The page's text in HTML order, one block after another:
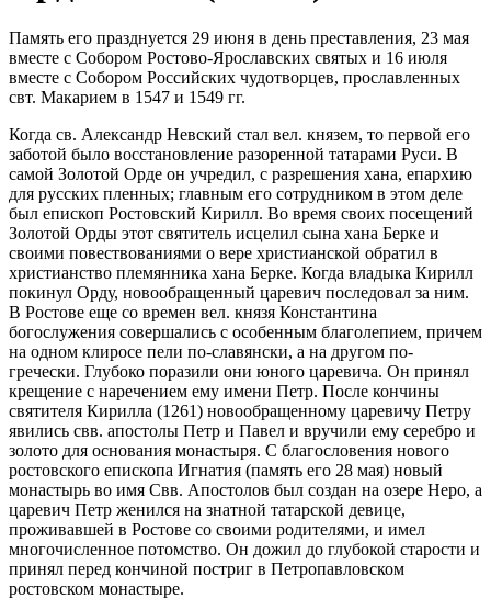
Память его празднуется 29 июня в день преставления, 23 мая
вместе с Собором Ростово-Ярославских святых и 16 июля
вместе с Собором Российских чудотворцев, прославленных
свт. Макарием в 1547 и 1549 гг.
Когда св. Александр Невский стал вел. князем, то первой его
заботой было восстановление разоренной татарами Руси. В
самой Золотой Орде он учредил, с разрешения хана, епархию
для русских пленных; главным его сотрудником в этом деле
был епископ Ростовский Кирилл. Во время своих посещений
Золотой Орды этот святитель исцелил сына хана Берке и
своими повествованиями о вере христианской обратил в
христианство племянника хана Берке. Когда владыка Кирилл
покинул Орду, новообращенный царевич последовал за ним.
В Ростове еще со времен вел. князя Константина
богослужения совершались с особенным благолепием, причем
на одном клиросе пели по-славянски, а на другом по-
гречески. Глубоко поразили они юного царевича. Он принял
крещение с наречением ему имени Петр. После кончины
святителя Кирилла (1261) новообращенному царевичу Петру
явились свв. апостолы Петр и Павел и вручили ему серебро и
золото для основания монастыря. С благословения нового
ростовского епископа Игнатия (память его 28 мая) новый
монастырь во имя Свв. Апостолов был создан на озере Неро, а
царевич Петр женился на знатной татарской девице,
проживавшей в Ростове со своими родителями, и имел
многочисленное потомство. Он дожил до глубокой старости и
принял перед кончиной постриг в Петропавловском
ростовском монастыре.